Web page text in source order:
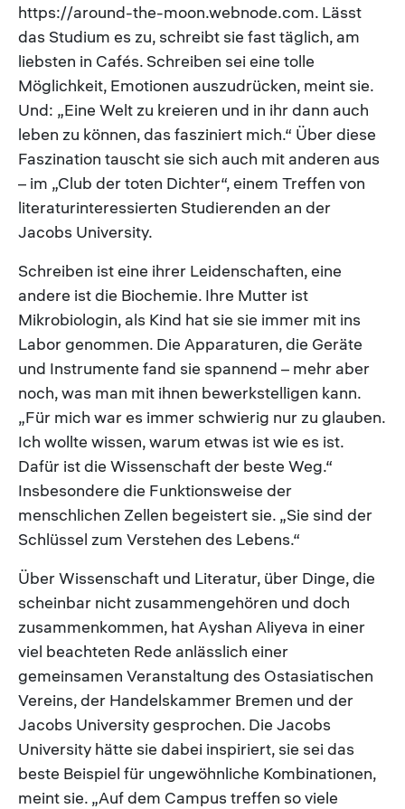
https://around-the-moon.webnode.com. Lässt
das Studium es zu, schreibt sie fast täglich, am
liebsten in Cafés. Schreiben sei eine tolle
Möglichkeit, Emotionen auszudrücken, meint sie.
Und: „Eine Welt zu kreieren und in ihr dann auch
leben zu können, das fasziniert mich.“ Über diese
Faszination tauscht sie sich auch mit anderen aus
– im „Club der toten Dichter“, einem Treffen von
literaturinteressierten Studierenden an der
Jacobs University.
Schreiben ist eine ihrer Leidenschaften, eine
andere ist die Biochemie. Ihre Mutter ist
Mikrobiologin, als Kind hat sie sie immer mit ins
Labor genommen. Die Apparaturen, die Geräte
und Instrumente fand sie spannend – mehr aber
noch, was man mit ihnen bewerkstelligen kann.
„Für mich war es immer schwierig nur zu glauben.
Ich wollte wissen, warum etwas ist wie es ist.
Dafür ist die Wissenschaft der beste Weg.“
Insbesondere die Funktionsweise der
menschlichen Zellen begeistert sie. „Sie sind der
Schlüssel zum Verstehen des Lebens.“
Über Wissenschaft und Literatur, über Dinge, die
scheinbar nicht zusammengehören und doch
zusammenkommen, hat Ayshan Aliyeva in einer
viel beachteten Rede anlässlich einer
gemeinsamen Veranstaltung des Ostasiatischen
Vereins, der Handelskammer Bremen und der
Jacobs University gesprochen. Die Jacobs
University hätte sie dabei inspiriert, sie sei das
beste Beispiel für ungewöhnliche Kombinationen,
meint sie. „Auf dem Campus treffen so viele